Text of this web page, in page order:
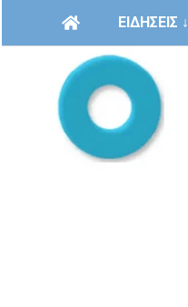
ΕΙΔΗΣΕΙΣ ↓